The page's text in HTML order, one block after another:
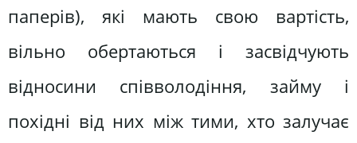
паперів), які мають свою вартість,
вільно обертаються і засвідчують
відносини співволодіння, займу і
похідні від них між тими, хто залучає